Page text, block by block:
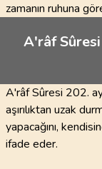
zamanın ruhuna
A'râf
A'râf Sûresi 202.
aşırılıktan uzak
yapacağını,
ifade eder.